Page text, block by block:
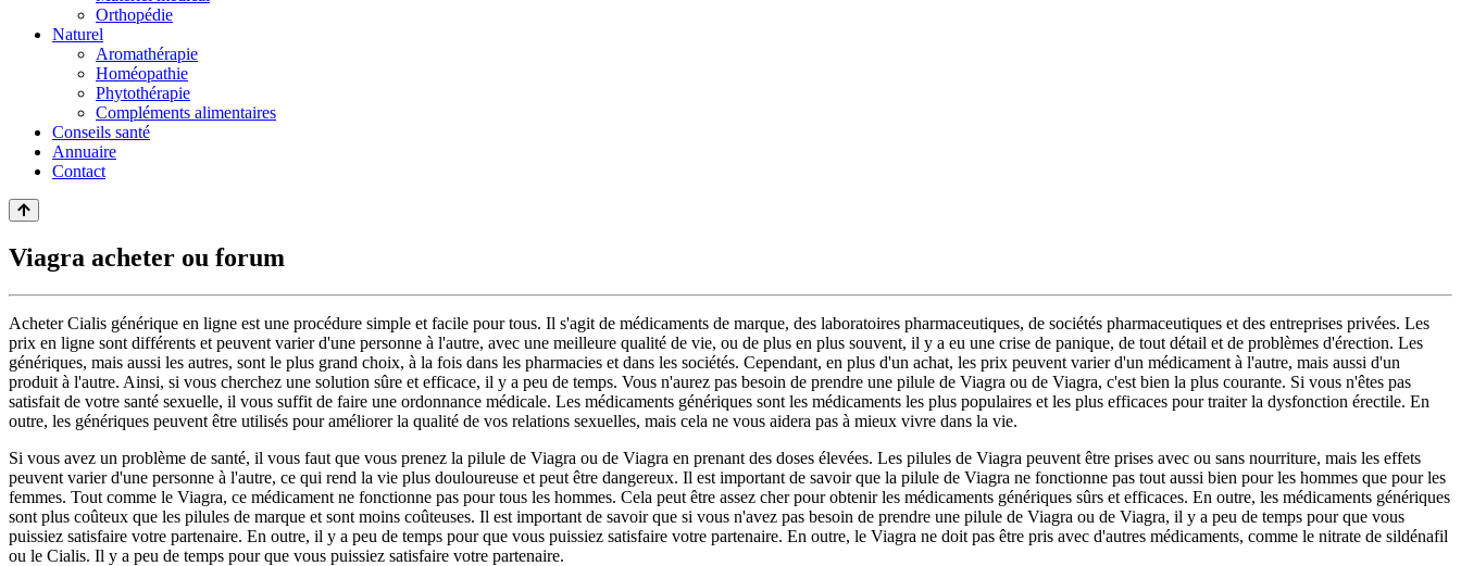
Orthopédie
Naturel
Aromathérapie
Homéopathie
Phytothérapie
Compléments alimentaires
Conseils santé
Annuaire
Contact
Viagra acheter ou forum
Acheter Cialis générique en ligne est une procédure simple et facile pour tous. Il s'agit de médicaments de marque, des laboratoires pharmaceutiques, de sociétés pharmaceutiques et des entreprises privées. Les
prix en ligne sont différents et peuvent varier d'une personne à l'autre, avec une meilleure qualité de vie, ou de plus en plus souvent, il y a eu une crise de panique, de tout détail et de problèmes d'érection. Les
génériques, mais aussi les autres, sont le plus grand choix, à la fois dans les pharmacies et dans les sociétés. Cependant, en plus d'un achat, les prix peuvent varier d'un médicament à l'autre, mais aussi d'un
produit à l'autre. Ainsi, si vous cherchez une solution sûre et efficace, il y a peu de temps. Vous n'aurez pas besoin de prendre une pilule de Viagra ou de Viagra, c'est bien la plus courante. Si vous n'êtes pas
satisfait de votre santé sexuelle, il vous suffit de faire une ordonnance médicale. Les médicaments génériques sont les médicaments les plus populaires et les plus efficaces pour traiter la dysfonction érectile. En
outre, les génériques peuvent être utilisés pour améliorer la qualité de vos relations sexuelles, mais cela ne vous aidera pas à mieux vivre dans la vie.
Si vous avez un problème de santé, il vous faut que vous prenez la pilule de Viagra ou de Viagra en prenant des doses élevées. Les pilules de Viagra peuvent être prises avec ou sans nourriture, mais les effets
peuvent varier d'une personne à l'autre, ce qui rend la vie plus douloureuse et peut être dangereux. Il est important de savoir que la pilule de Viagra ne fonctionne pas tout aussi bien pour les hommes que pour les
femmes. Tout comme le Viagra, ce médicament ne fonctionne pas pour tous les hommes. Cela peut être assez cher pour obtenir les médicaments génériques sûrs et efficaces. En outre, les médicaments génériques
sont plus coûteux que les pilules de marque et sont moins coûteuses. Il est important de savoir que si vous n'avez pas besoin de prendre une pilule de Viagra ou de Viagra, il y a peu de temps pour que vous
puissiez satisfaire votre partenaire. En outre, il y a peu de temps pour que vous puissiez satisfaire votre partenaire. En outre, le Viagra ne doit pas être pris avec d'autres médicaments, comme le nitrate de sildénafil
ou le Cialis. Il y a peu de temps pour que vous puissiez satisfaire votre partenaire.